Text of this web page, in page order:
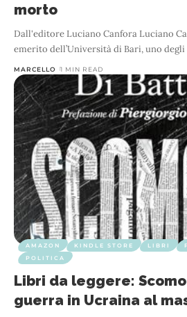
morto
Dall'editore Luciano Canfora ­­­Luciano
emerito dell’Università di Bari, uno
MARCELLO 1 MIN READ
AMAZON KINDLE STORE LIBRI
POLITICA
Libri da leggere:
guerra in Ucraina al